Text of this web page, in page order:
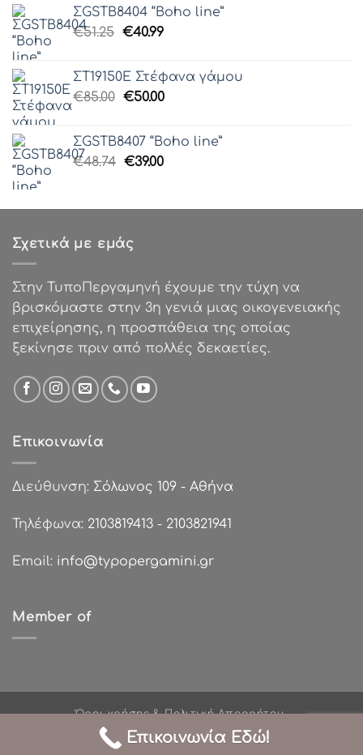
was:
€0.62.
τιμή
είναι:
ΣGSTB8404 “Boho line”
€51.25 Original
€51.25.
€40.99Η
είναι:
€40.99.
ΣΤ19150Ε Στέφανα γάμου
€85.00 Original
€85.00.
€50.00Η
είναι:
€50.00.
ΣGSTB8407 “Boho line”
€48.74 Original
€48.74.
€39.00Η
είναι:
Σχετικά με εμάς
Στην ΤυποΠεργαμηνή έχουμε την τύχη να
βρισκόμαστε στην 3η γενιά μιας οικογενειακής
επιχείρησης, η προσπάθεια της οποίας
ξεκίνησε πριν από πολλές δεκαετίες.
Επικοινωνία
Διεύθυνση: Σόλωνος 109 - Αθήνα
Τηλέφωνα: 2103819413 - 2103821941
Email: info@typopergamini.gr
Member of
Όροι χρήσης & Πολιτική Απορρήτου
Πολιτικές Επιστροφών
Σχετικά με εμάς
Χονδρική Πώληση Επικοινωνία
Επικοινωνία Εδώ!